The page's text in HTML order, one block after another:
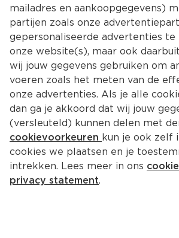
Smaakt Cornflakes bio
Zak 300 g  (kilo €9.97)
mailadres en aankoopgegevens)
partijen zoals onze
gepersonaliseerde advertenties te
onze website(s), maar ook
wij jouw gegevens gebruiken om
voeren zoals het meten van de
onze advertenties. Als je alle
dan ga je akkoord dat wij jouw
(versleuteld) kunnen delen met
cookievoorkeuren kun je ook zelf
cookies we plaatsen en je
intrekken. Lees meer in ons
privacy statement.